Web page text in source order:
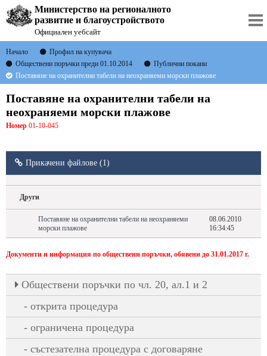
Министерство на регионалното
развитие и благоустройството
Официален уебсайт
Начало
Профил на купувача
Обществени поръчки преди 01.10.2014
Публични покани
Поставяне на охранителни табели на неохраняеми морски плажове
Поставяне на охранителни табели на
неохраняеми морски плажове
Номер 01-10-045
Прикачени файлове (1)
Други
Поставяне на охранителни табели на неохраняеми
морски плажове
08.06.2010
16:34:45
Документи и информация по обществени поръчки, обявени до 31.01.2017 г.
Oбществени поръчки по чл. 20, ал.1 и 2
открита процедура
ограничена процедура
състезателна процедура с договаряне